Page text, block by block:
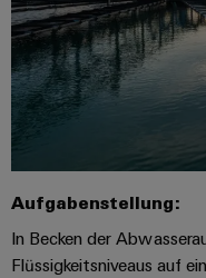
Aufgabenstellung:
In Becken der
Flüssigkeitsniveaus auf